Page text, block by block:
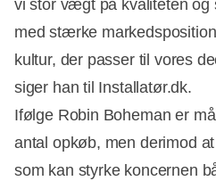
vi stor vægt på kvaliteten og
med stærke
kultur, der passer til vores
siger han til Installatør.dk.
Ifølge Robin Boheman er
antal opkøb, men derimod
som kan styrke koncernen